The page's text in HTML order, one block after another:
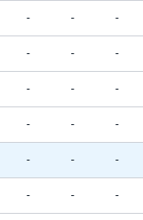
- - -
- - -
- - -
- - -
- - -
- - -